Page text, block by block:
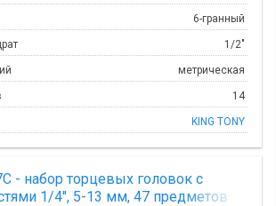
6-гранный
1/2"
метрическая
14
KING TONY
- набор торцевых головок с
1/4", 5-13 мм, 47 предметов